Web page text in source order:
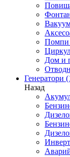
Помпи
Дом и
Генератори
Назад